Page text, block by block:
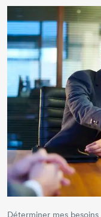
Déterminer mes besoins